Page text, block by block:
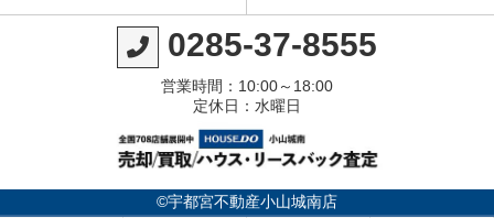
0285-37-8555
営業時間：10:00～18:00
定休日：水曜日
©宇都宮不動産小山城南店